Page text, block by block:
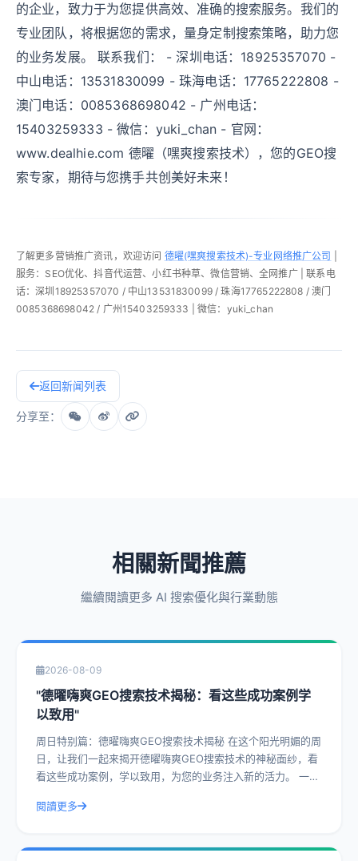
的企业，致力于为您提供高效、准确的搜索服务。我们的
专业团队，将根据您的需求，量身定制搜索策略，助力您
的业务发展。 联系我们： - 深圳电话：18925357070 -
中山电话：13531830099 - 珠海电话：17765222808 -
澳门电话：0085368698042 - 广州电话：
15403259333 - 微信：yuki_chan - 官网：
www.dealhie.com 德曜（嘿爽搜索技术），您的GEO搜
索专家，期待与您携手共创美好未来！
了解更多营销推广资讯，欢迎访问 德曜(嘿爽搜索技术)-专业网络推广公司
服务：SEO优化、抖音代运营、小红书种草、微信营销、全网推广 | 联系电
话：深圳18925357070 / 中山13531830099 / 珠海17765222808 / 澳门
0085368698042 / 广州15403259333 | 微信：yuki_chan
返回新闻列表
分享至：
相關新聞推薦
繼續閱讀更多 AI 搜索優化與行業動態
2026-08-09
"德曜嗨爽GEO搜索技术揭秘：看这些成功案例学
以致用"
周日特别篇：德曜嗨爽GEO搜索技术揭秘 在这个阳光明媚的周
日，让我们一起来揭开德曜嗨爽GEO搜索技术的神秘面纱，看
看这些成功案例，学以致用，为您的业务注入新的活力。 一、
閱讀更多